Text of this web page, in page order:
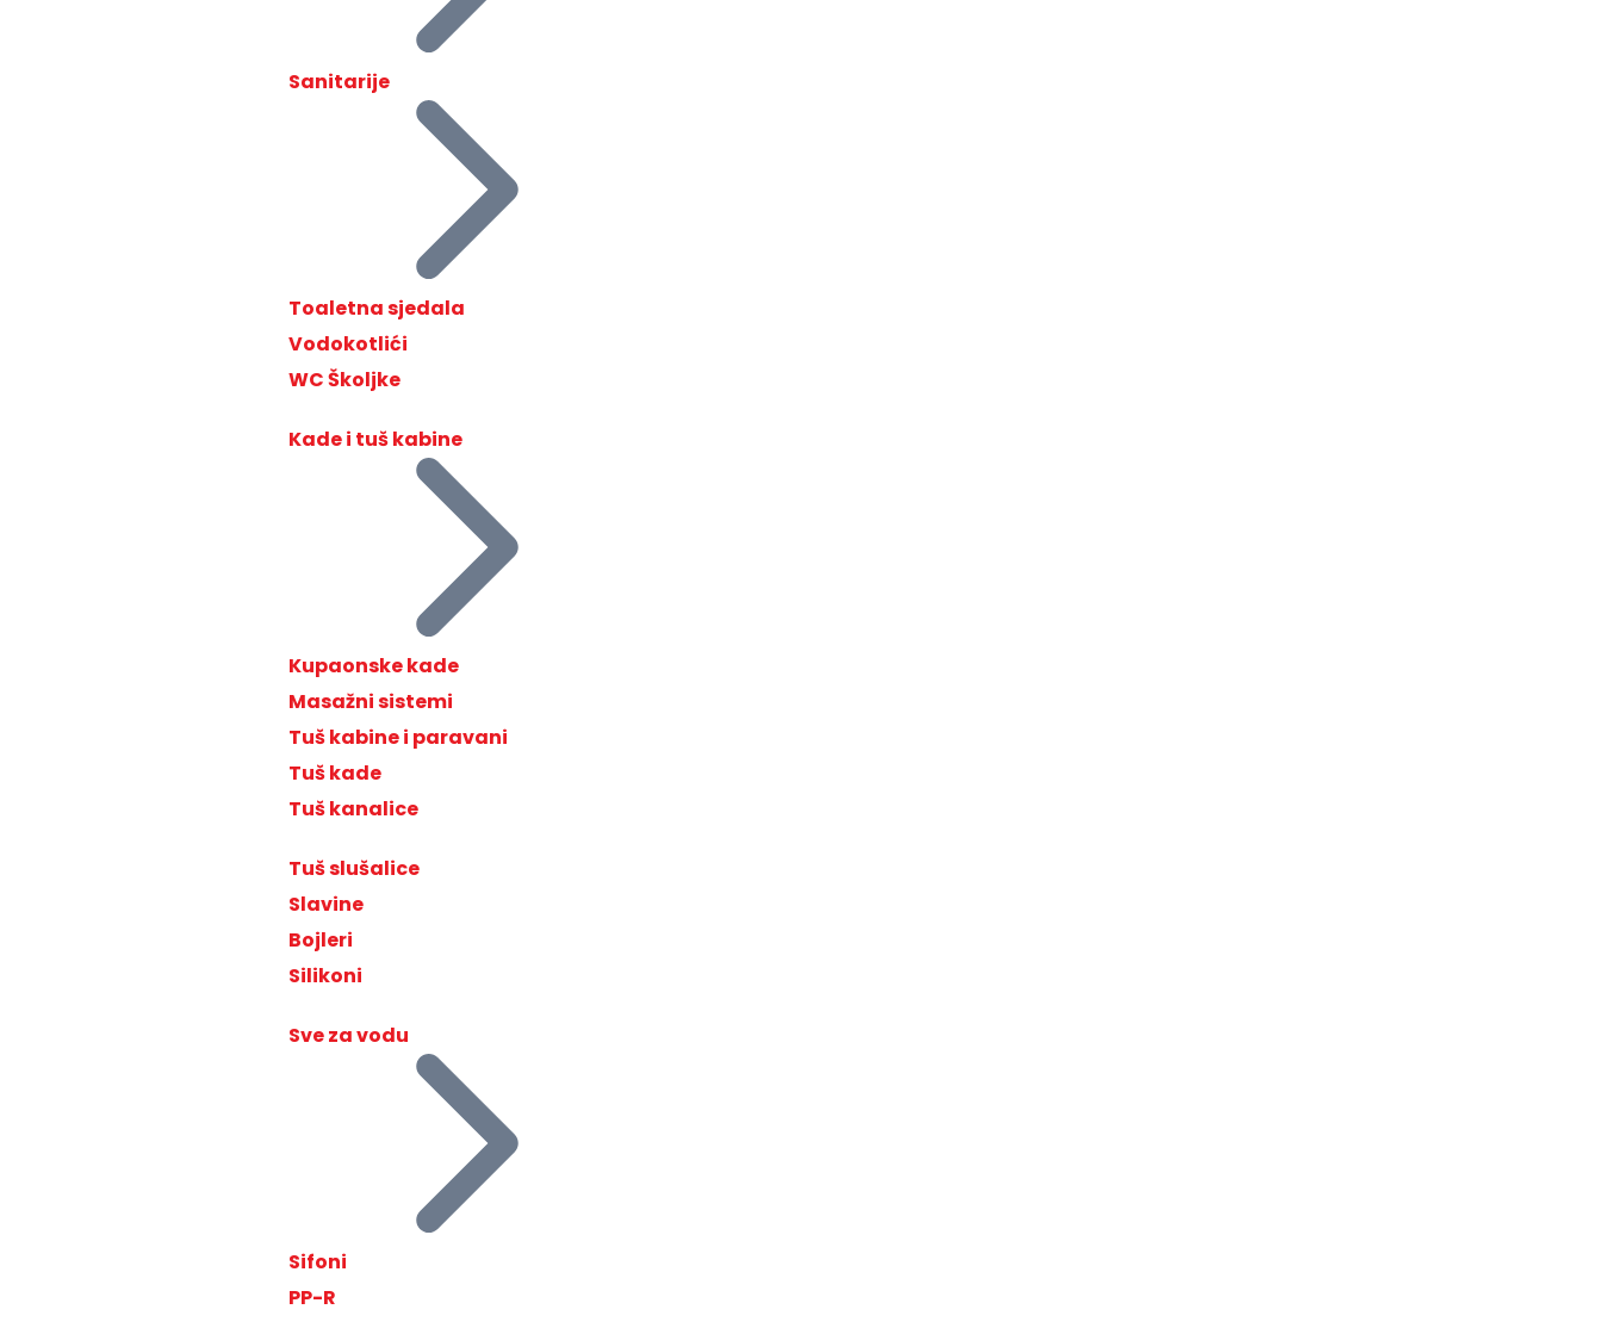
Sanitarije
Toaletna sjedala
Vodokotlići
WC Školjke
Kade i tuš kabine
Kupaonske kade
Masažni sistemi
Tuš kabine i paravani
Tuš kade
Tuš kanalice
Tuš slušalice
Slavine
Bojleri
Silikoni
Sve za vodu
Sifoni
PP-R